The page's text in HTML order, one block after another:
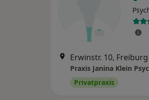
Erwinstr. 10, Freiburg
Praxis Janina Klein
Privatpraxis